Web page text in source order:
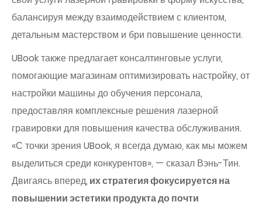
балансируя между взаимодействием с клиентом,
детальным мастерством и бри повышение ценности.
UBook также предлагает консалтинговые услуги,
помогающие магазинам оптимизировать настройку, от
настройки машины до обучения персонала,
предоставляя комплексные решения лазерной
гравировки для повышения качества обслуживания.
«С точки зрения UBook, я всегда думаю, как мы можем
выделиться среди конкурентов», — сказал Вэнь-Тин.
Двигаясь вперед, их стратегия фокусируется на
повышении эстетики продукта до почти